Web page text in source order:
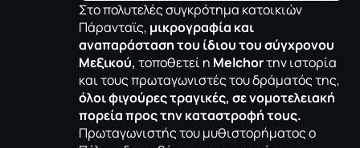
Στο πολυτελές συγκρότημα κατοικιών
Πάρανταϊς, μικρογραφία και
αναπαράσταση του ίδιου του σύγχρονου
Μεξικού, τοποθετεί η Melchorτην ιστορία
και τους πρωταγωνιστές του δράματός της,
όλοι φιγούρες τραγικές, σε νομοτελειακή
πορεία προς την καταστροφή τους.
Πρωταγωνιστής του μυθιστορήματος ο